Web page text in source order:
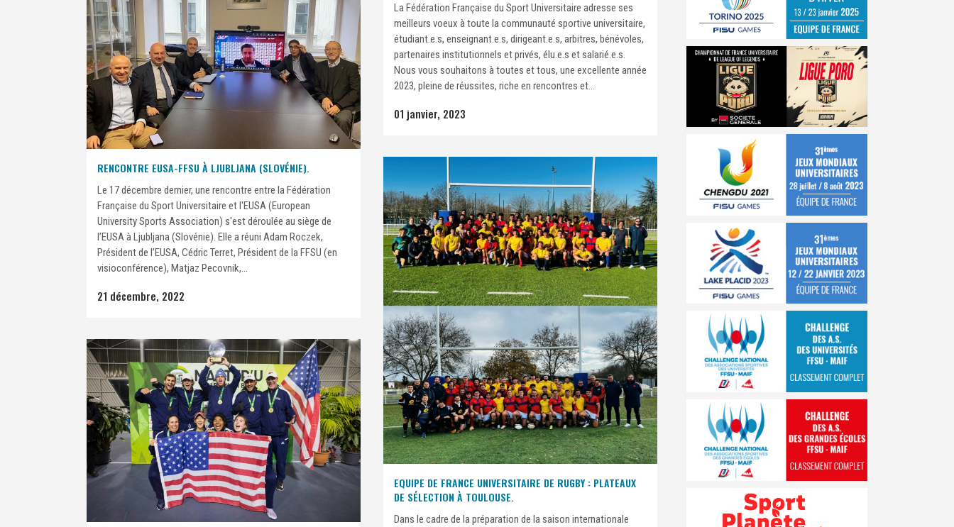
La Fédération Française du Sport Universitaire adresse ses
meilleurs voeux à toute la communauté sportive universitaire,
étudiant.e.s, enseignant.e.s, dirigeant.e.s, arbitres, bénévoles,
partenaires institutionnels et privés, élu.e.s et salarié.e.s.
Nous vous souhaitons à toutes et tous, une excellente année
2023, pleine de réussites, riche en rencontres et...
01 janvier, 2023
RENCONTRE EUSA-FFSU À LJUBLJANA (SLOVÉNIE).
Le 17 décembre dernier, une rencontre entre la Fédération
Française du Sport Universitaire et l'EUSA (European
University Sports Association) s'est déroulée au siège de
l’EUSA à Ljubljana (Slovénie). Elle a réuni Adam Roczek,
Président de l’EUSA, Cédric Terret, Président de la FFSU (en
visioconférence), Matjaz Pecovnik,...
21 décembre, 2022
EQUIPE DE FRANCE UNIVERSITAIRE DE RUGBY : PLATEAUX
DE SÉLECTION À TOULOUSE.
Dans le cadre de la préparation de la saison internationale